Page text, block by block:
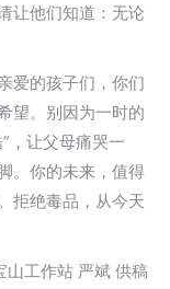
让他们知道：无论
爱的孩子们，你们
望。别因为一时的
，让父母痛哭一
。你的未来，值得
拒绝毒品，从今天
山工作站 严斌 供稿